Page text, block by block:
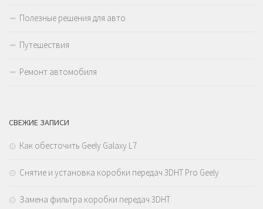
Полезные решения для авто
Путешествия
Ремонт автомобиля
СВЕЖИЕ ЗАПИСИ
Как обесточить Geely Galaxy L7
Снятие и установка коробки передач 3DHT Pro Geely
Замена фильтра коробки передач 3DHT